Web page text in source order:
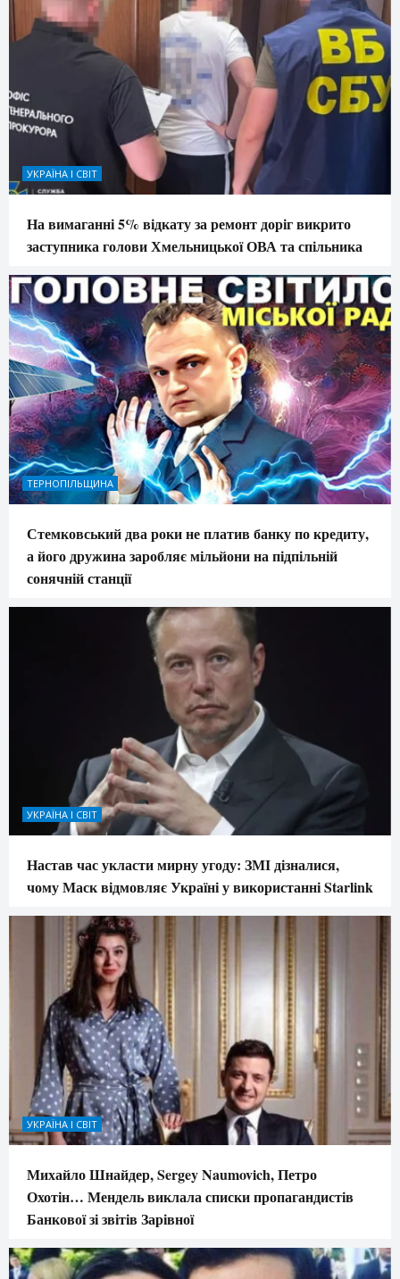
УКРАЇНА І СВІТ
На вимаганні 5% відкату за ремонт доріг викрито
заступника голови Хмельницької ОВА та спільника
ТЕРНОПІЛЬЩИНА
Стемковський два роки не платив банку по кредиту,
а його дружина заробляє мільйони на підпільній
сонячній станції
УКРАЇНА І СВІТ
Настав час укласти мирну угоду: ЗМІ дізналися,
чому Маск відмовляє Україні у використанні Starlink
УКРАЇНА І СВІТ
Михайло Шнайдер, Sergey Naumovich, Петро
Охотін… Мендель виклала списки пропагандистів
Банкової зі звітів Зарівної